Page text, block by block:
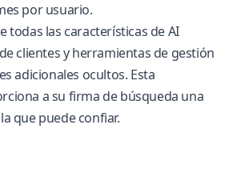
por usuario.
todas las características de AI
clientes y herramientas de gestión
adicionales ocultos. Esta
a su firma de búsqueda una
que puede confiar.